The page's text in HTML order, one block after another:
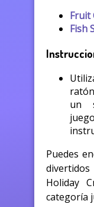
Fruit
Fish
un
Puedes
Holiday
categoría